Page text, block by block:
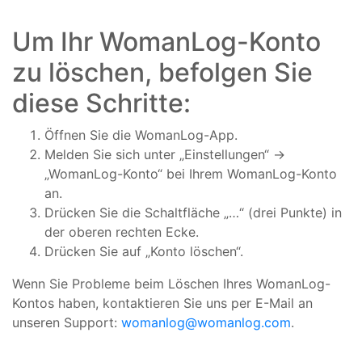
Um Ihr WomanLog-Konto
zu löschen, befolgen Sie
diese Schritte:
Öffnen Sie die WomanLog-App.
Melden Sie sich unter „Einstellungen“ ->
„WomanLog-Konto“ bei Ihrem WomanLog-Konto
an.
Drücken Sie die Schaltfläche „…“ (drei Punkte) in
der oberen rechten Ecke.
Drücken Sie auf „Konto löschen“.
Wenn Sie Probleme beim Löschen Ihres WomanLog-
Kontos haben, kontaktieren Sie uns per E-Mail an
unseren Support: womanlog@womanlog.com.